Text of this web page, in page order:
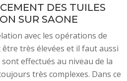
DES TUILES
SUR SAONE
avec les opérations de
très élevées et il faut aussi
effectués au niveau de la
très complexes. Dans ce